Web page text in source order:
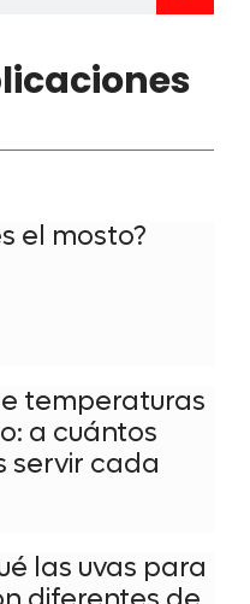
el mosto?
temperaturas
a cuántos
servir cada
las uvas para